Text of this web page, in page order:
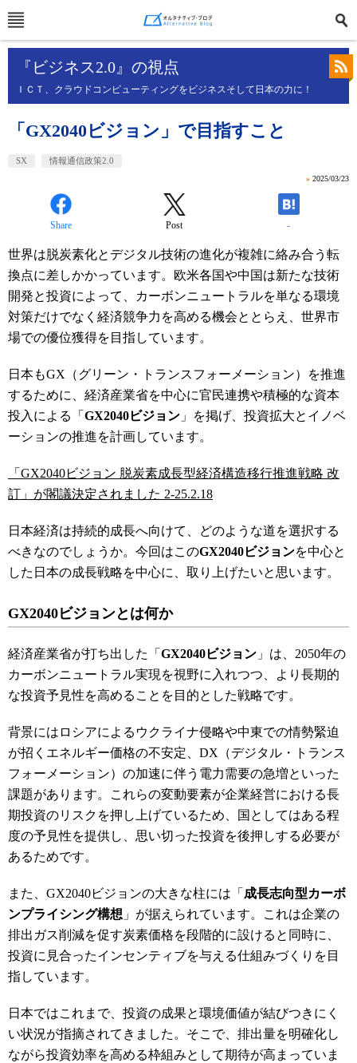
『ビジネス2.0』の視点
ＩＣＴ、クラウドコンピューティングをビジネスそして日本の力に！
「GX2040ビジョン」で目指すこと
SX 情報通信政策2.0
» 2025/03/23
Share Post -
世界は脱炭素化とデジタル技術の進化が複雑に絡み合う転
換点に差しかかっています。欧米各国や中国は新たな技術
開発と投資によって、カーボンニュートラルを単なる環境
対策だけでなく経済競争力を高める機会ととらえ、世界市
場での優位獲得を目指しています。
日本もGX（グリーン・トランスフォーメーション）を推進
するために、経済産業省を中心に官民連携や積極的な資本
投入による「 GX2040ビジョン 」を掲げ、投資拡大とイノベ
ーションの推進を計画しています。
「GX2040ビジョン 脱炭素成長型経済構造移行推進戦略 改
訂」が閣議決定されました 2-25.2.18
日本経済は持続的成長へ向けて、どのような道を選択する
べきなのでしょうか。今回はこのGX2040ビジョンを中心と
した日本の成長戦略を中心に、取り上げたいと思います。
GX2040ビジョンとは何か
経済産業省が打ち出した「 GX2040ビジョン 」は、2050年の
カーボンニュートラル実現を視野に入れつつ、より長期的
な投資予見性を高めることを目的とした戦略です。
背景にはロシアによるウクライナ侵略や中東での情勢緊迫
が招くエネルギー価格の不安定、DX（デジタル・トランス
フォーメーション）の加速に伴う電力需要の急増といった
課題があります。これらの変動要素が企業経営における長
期投資のリスクを押し上げているため、国としてはある程
度の予見性を提供し、思い切った投資を後押しする必要が
あるためです。
また、GX2040ビジョンの大きな柱には「 成長志向型カーボ
ンプライシング構想 」が据えられています。これは企業の
排出ガス削減を促す炭素価格を段階的に設けると同時に、
投資に見合ったインセンティブを与える仕組みづくりを目
指しています。
日本ではこれまで、投資の成果と環境価値が結びつきにく
い状況が指摘されてきました。そこで、排出量を明確化し
ながら投資効率を高める枠組みとして期待が高まっていま